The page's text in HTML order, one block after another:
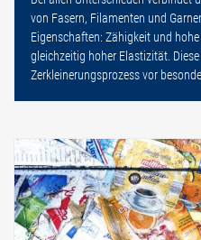
von Fasern, Filamenten und
Eigenschaften: Zähigkeit und
gleichzeitig hoher Elastizität.
Zerkleinerungsprozess vor